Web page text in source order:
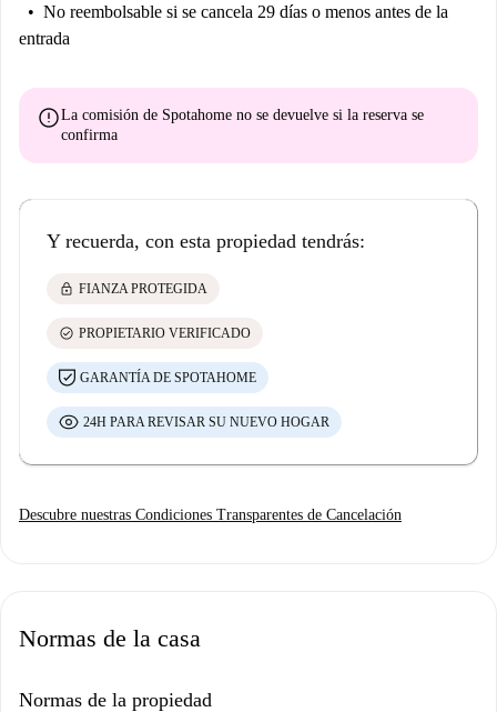
No reembolsable si se cancela 29 días o menos antes de la
entrada
errorLa comisión de Spotahome no se devuelve si la reserva se
confirma
Y recuerda, con esta propiedad tendrás:
lock FIANZA PROTEGIDA
check_circle PROPIETARIO VERIFICADO
GARANTÍA DE SPOTAHOME
24H PARA REVISAR SU NUEVO HOGAR
Descubre nuestras Condiciones Transparentes de Cancelación
Normas de la casa
Normas de la propiedad